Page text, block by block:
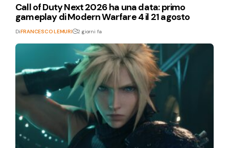
Call of Duty Next 2026 ha una data: primo
gameplay di Modern Warfare 4 il 21 agosto
DiFRANCESCO LEMURI 2 giorni fa